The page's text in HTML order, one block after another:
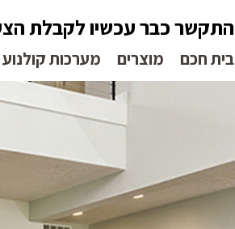
התקשר כבר עכשיו לקבלת
בית חכם מוצרים מערכות קולנוע